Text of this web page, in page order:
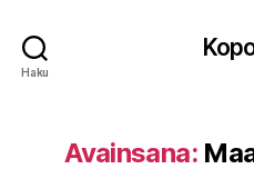
Haku
Avainsana: